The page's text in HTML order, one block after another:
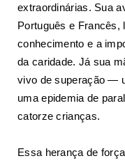
extraordinárias. Sua
Português e Francês,
conhecimento e a
da caridade. Já sua
vivo de superação —
uma epidemia de
catorze crianças.
Essa herança de